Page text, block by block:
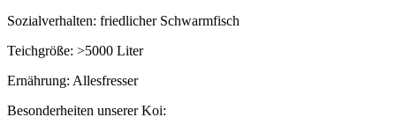
Sozialverhalten: friedlicher Schwarmfisch
Teichgröße: >5000 Liter
Ernährung: Allesfresser
Besonderheiten unserer Koi: